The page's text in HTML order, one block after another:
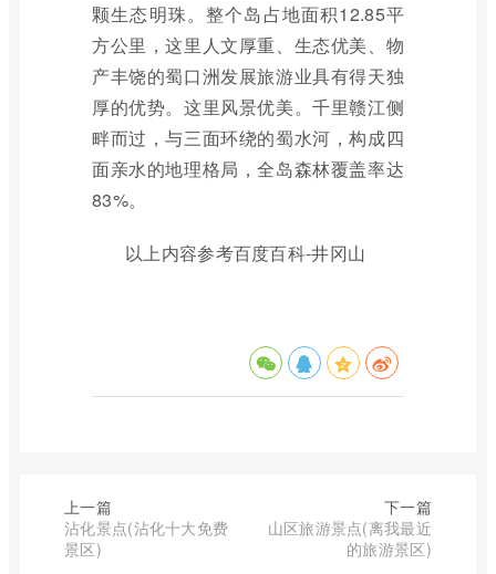
颗生态明珠。整个岛占地面积12.85平
方公里，这里人文厚重、生态优美、物
产丰饶的蜀口洲发展旅游业具有得天独
厚的优势。这里风景优美。千里赣江侧
畔而过，与三面环绕的蜀水河，构成四
面亲水的地理格局，全岛森林覆盖率达
83%。
以上内容参考百度百科-井冈山
上一篇
沾化景点(沾化十大免费
景区)
下一篇
山区旅游景点(离我最近
的旅游景区)